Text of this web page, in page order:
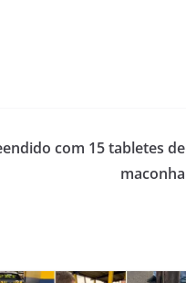
com 15 tabletes de
maconha